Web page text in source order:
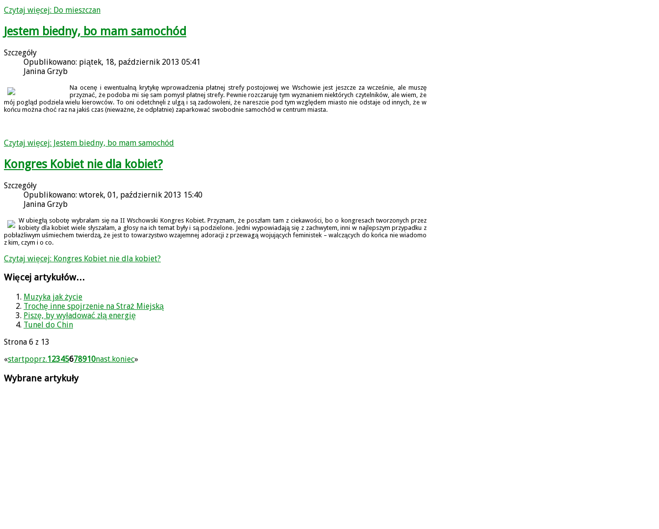
Czytaj więcej: Do mieszczan
Jestem biedny, bo mam samochód
Szczegóły
Opublikowano: piątek, 18, październik 2013 05:41
Janina Grzyb
Na ocenę i ewentualną krytykę wprowadzenia płatnej strefy postojowej we Wschowie jest jeszcze za wcześnie, ale muszę
przyznać, że podoba mi się sam pomysł płatnej strefy. Pewnie rozczaruję tym wyznaniem niektórych czytelników, ale wiem, że
mój pogląd podziela wielu kierowców. To oni odetchnęli z ulgą i są zadowoleni, że nareszcie pod tym względem miasto nie odstaje od innych, że w
końcu można choć raz na jakiś czas (nieważne, że odpłatnie) zaparkować swobodnie samochód w centrum miasta.
Czytaj więcej: Jestem biedny, bo mam samochód
Kongres Kobiet nie dla kobiet?
Szczegóły
Opublikowano: wtorek, 01, październik 2013 15:40
Janina Grzyb
W ubiegłą sobotę wybrałam się na II Wschowski Kongres Kobiet. Przyznam, że poszłam tam z ciekawości, bo o kongresach tworzonych przez
kobiety dla kobiet wiele słyszałam, a głosy na ich temat były i są podzielone. Jedni wypowiadają się z zachwytem, inni w najlepszym przypadku z
pobłażliwym uśmiechem twierdzą, że jest to towarzystwo wzajemnej adoracji z przewagą wojujących feministek – walczących do końca nie wiadomo
z kim, czym i o co.
Czytaj więcej: Kongres Kobiet nie dla kobiet?
Więcej artykułów…
Muzyka jak życie
Trochę inne spojrzenie na Straż Miejską
Piszę, by wyładować złą energię
Tunel do Chin
Strona 6 z 13
«startpoprz.12345678910nast.koniec»
Wybrane artykuły